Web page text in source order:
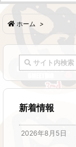
ホーム >
新着情報
2026年8月5日